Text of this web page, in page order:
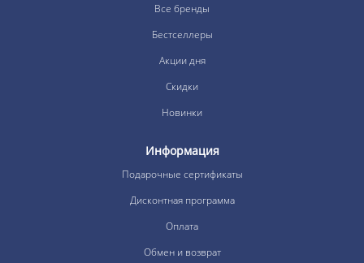
Все бренды
Бестселлеры
Акции дня
Скидки
Новинки
Информация
Подарочные сертификаты
Дисконтная программа
Оплата
Обмен и возврат